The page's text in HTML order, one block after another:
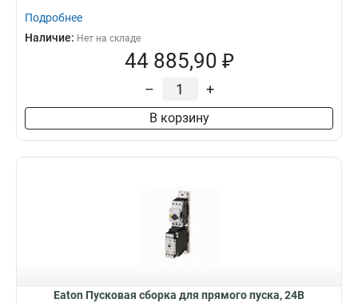
Подробнее
Наличие: Нет на складе
44 885,90 ₽
– +
В корзину
Eaton Пусковая сборка для прямого пуска, 24В